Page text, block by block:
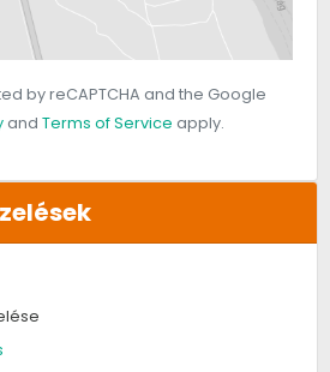
by reCAPTCHA and the Google
and Terms of Service apply.